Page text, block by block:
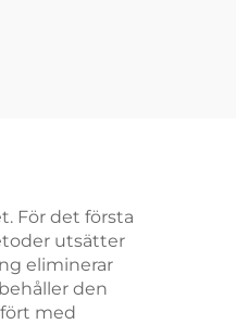
För det första
utsätter
eliminerar
den
med